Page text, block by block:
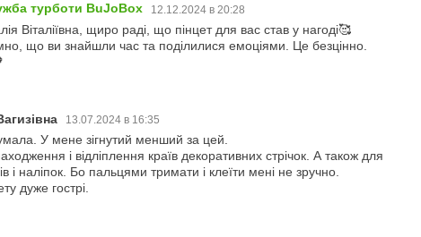
турботи BuJoBox 12.12.2024 в 20:28
Віталіївна, щиро раді, що пінцет для вас став у нагоді🥰
що ви знайшли час та поділилися емоціями. Це безцінно.
13.07.2024 в 16:35
У мене зігнутий менший за цей.
і відліплення країв декоративних стрічок. А також для
і наліпок. Бо пальцями тримати і клеїти мені не зручно.
дуже гострі.